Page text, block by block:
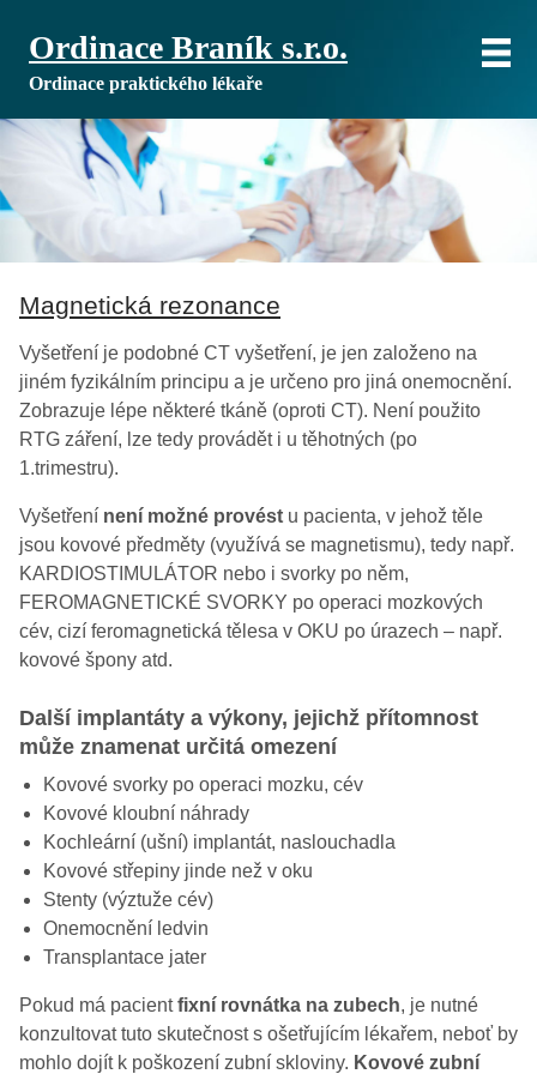
Ordinace Braník s.r.o.
Ordinace praktického lékaře
Magnetická rezonance
Vyšetření je podobné CT vyšetření, je jen založeno na
jiném fyzikálním principu a je určeno pro jiná onemocnění.
Zobrazuje lépe některé tkáně (oproti CT). Není použito
RTG záření, lze tedy provádět i u těhotných (po
1.trimestru).
Vyšetření není možné provést u pacienta, v jehož těle
jsou kovové předměty (využívá se magnetismu), tedy např.
KARDIOSTIMULÁTOR nebo i svorky po něm,
FEROMAGNETICKÉ SVORKY po operaci mozkových
cév, cizí feromagnetická tělesa v OKU po úrazech – např.
kovové špony atd.
Další implantáty a výkony, jejichž přítomnost
může znamenat určitá omezení
Kovové svorky po operaci mozku, cév
Kovové kloubní náhrady
Kochleární (ušní) implantát, naslouchadla
Kovové střepiny jinde než v oku
Stenty (výztuže cév)
Onemocnění ledvin
Transplantace jater
Pokud má pacientfixní rovnátka na zubech, je nutné
konzultovat tuto skutečnost s ošetřujícím lékařem, neboť by
mohlo dojít k poškození zubní skloviny. Kovové zubní